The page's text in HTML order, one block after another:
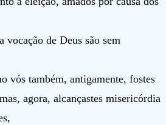
vocação de Deus são sem
vós também, antigamente, fostes
agora, alcançastes misericórdia